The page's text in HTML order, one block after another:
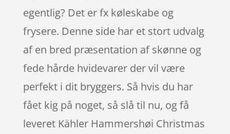
egentlig? Det er fx køleskabe og
frysere. Denne side har et stort udvalg
af en bred præsentation af skønne og
fede hårde hvidevarer der vil være
perfekt i dit bryggers. Så hvis du har
fået kig på noget, så slå til nu, og få
leveret Kähler Hammershøi Christmas